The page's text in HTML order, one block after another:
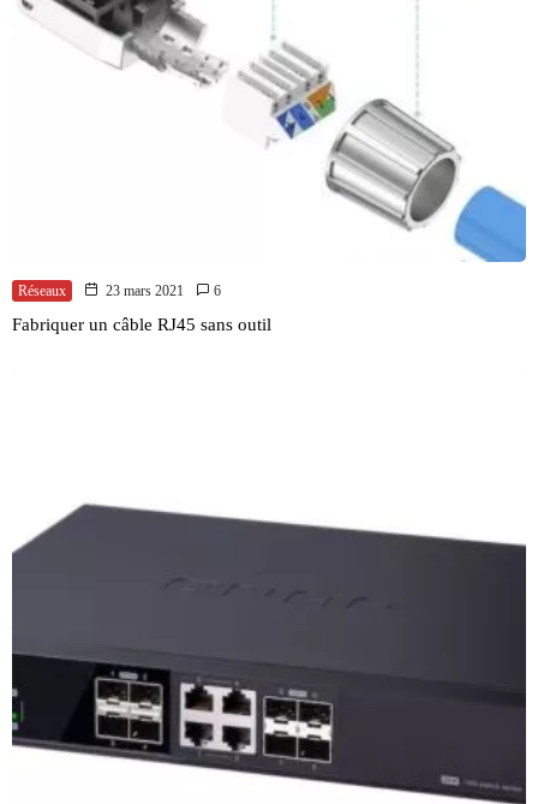
Réseaux 23 mars 2021 6
Fabriquer un câble RJ45 sans outil